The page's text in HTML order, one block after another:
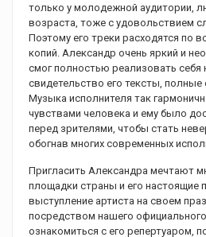
только у молодежной аудитории,
возраста, тоже с удовольствием
Поэтому его треки расходятся по
копий. Александр очень яркий и
смог полностью реализовать себя
свидетельство его тексты,
Музыка исполнителя так
чувствами человека и ему было
перед зрителями, чтобы стать
обогнав многих современных
Пригласить Александра мечтают
площадки страны и его настоящие
выступление артиста на своем
посредством нашего
ознакомиться с его репертуаром,